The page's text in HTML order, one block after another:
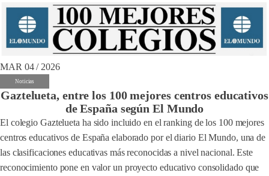
MAR 04 / 2026
Noticias
Gaztelueta, entre los 100 mejores centros educativos
de España según El Mundo
El colegio Gaztelueta ha sido incluido en el ranking de los 100 mejores
centros educativos de España elaborado por el diario El Mundo, una de
las clasificaciones educativas más reconocidas a nivel nacional. Este
reconocimiento pone en valor un proyecto educativo consolidado que